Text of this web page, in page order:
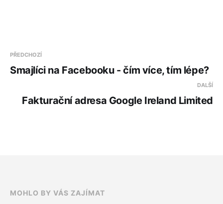
PŘEDCHOZÍ
Smajlíci na Facebooku - čím více, tím lépe?
DALŠÍ
Fakturační adresa Google Ireland Limited
MOHLO BY VÁS ZAJÍMAT